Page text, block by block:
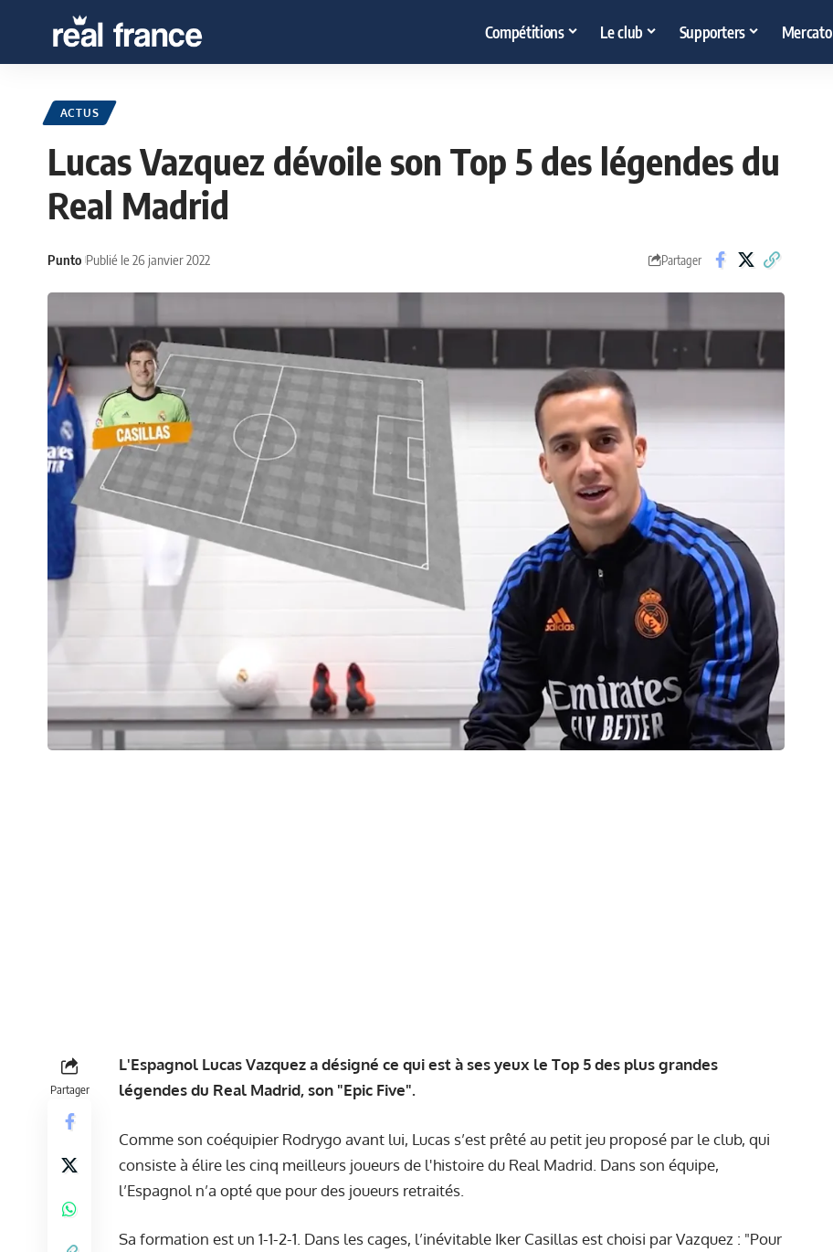
Compétitions Le club Supporters Mercato
ACTUS
Lucas Vazquez dévoile son Top 5 des légendes du
Real Madrid
Punto Publié le 26 janvier 2022 Partager
Partager
L'Espagnol Lucas Vazquez a désigné ce qui est à ses yeux le Top 5 des plus grandes
légendes du Real Madrid, son "Epic Five".
Comme son coéquipier Rodrygoavant lui, Lucas s’est prêté au petit jeu proposé par le club, qui
consiste à élire les cinq meilleurs joueurs de l'histoire du Real Madrid. Dans son équipe,
l’Espagnol n’a opté que pour des joueurs retraités.
Sa formation est un 1-1-2-1. Dans les cages, l’inévitable Iker Casillas est choisi par Vazquez : "Pour